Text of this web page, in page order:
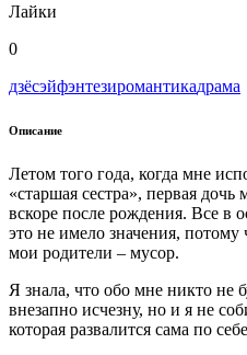
Лайки
0
дзёсэйфэнтезиромантикадрама
Описание
Летом того года, когда мне
«старшая сестра», первая
вскоре после рождения. Все в
это не имело значения, потому
мои родители – мусор.
Я знала, что обо мне никто не
внезапно исчезну, но и я не
которая развалится сама по